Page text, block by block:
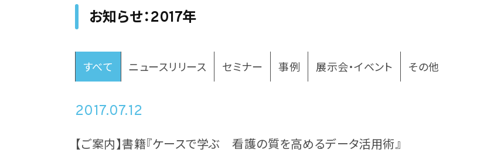
お知らせ：2017年
すべて ニュースリリース セミナー 事例 展示会・イベント その他
2017.07.12
【ご案内】書籍『ケースで学ぶ 看護の質を高めるデータ活用術』